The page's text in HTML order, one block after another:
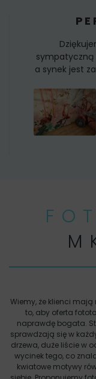
sympatyczną
a synek jest
Wiemy, że klienci
to, aby oferta
naprawdę bogata.
sprawdzają się w
drzewa, duże liście w
wycinek tego, co
kwiatowe motywy